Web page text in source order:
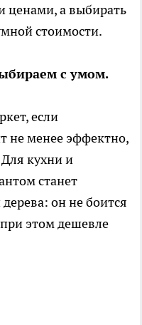
ценами, а выбирать
стоимости.
с умом.
если
не менее эффектно,
кухни и
станет
он не боится
этом дешевле